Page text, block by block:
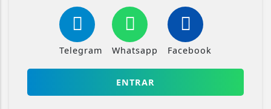
Telegram Whatsapp Facebook
ENTRAR